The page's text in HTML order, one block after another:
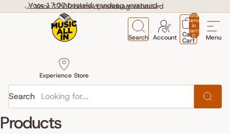
Voor 17:00 besteld, vandaag verstuurd
Voor 17:00 besteld, vandaag verstuurd
Menu
Search
Experience Store
Account
Total
items
in
cart:
0
Cart
Cart
Search
Products